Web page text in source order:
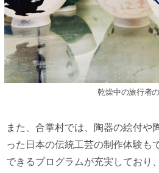
乾燥中の旅行者
また、合掌村では、陶器の絵付や
った日本の伝統工芸の制作体験も
できるプログラムが充実しており